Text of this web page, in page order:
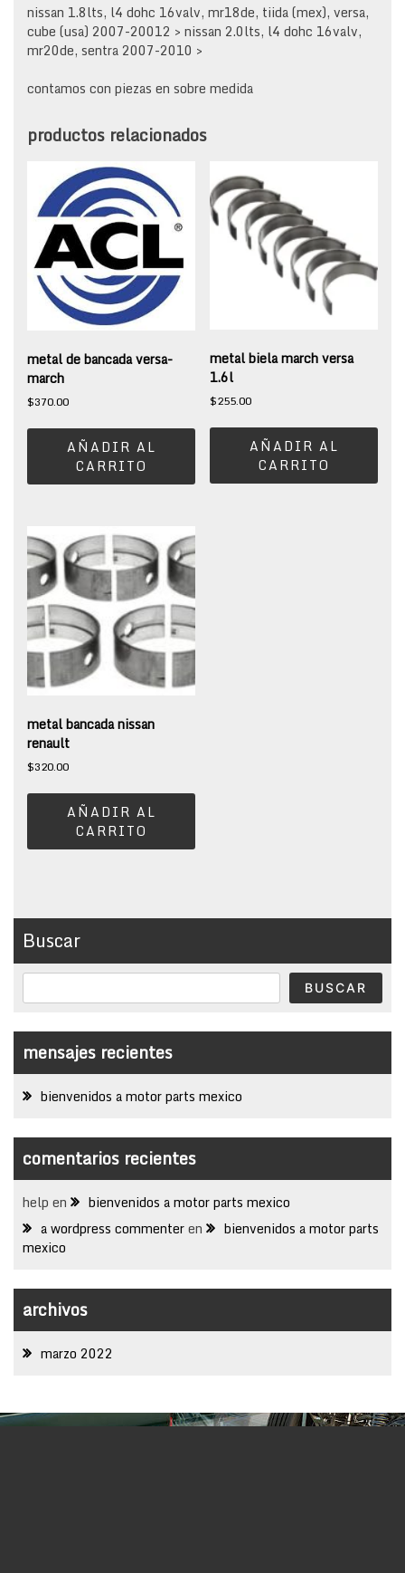
nissan 1.8lts, l4 dohc 16valv, mr18de, tiida (mex), versa,
cube (usa) 2007-20012 > nissan 2.0lts, l4 dohc 16valv,
mr20de, sentra 2007-2010 >
contamos con piezas en sobre medida
productos relacionados
metal de bancada versa-
march
$370.00
AÑADIR AL
CARRITO
metal biela march versa
1.6l
$255.00
AÑADIR AL
CARRITO
metal bancada nissan
renault
$320.00
AÑADIR AL
CARRITO
Buscar
BUSCAR
mensajes recientes
bienvenidos a motor parts mexico
comentarios recientes
help en
bienvenidos a motor parts mexico
a wordpress commenteren
bienvenidos a motor parts
mexico
archivos
marzo 2022